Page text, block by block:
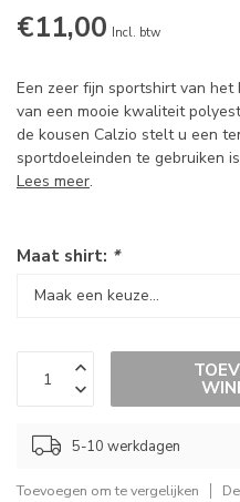
€11,00 Incl. btw
Een zeer fijn sportshirt van het
van een mooie kwaliteit
de kousen Calzio stelt u een
sportdoeleinden te gebruiken
Lees meer.
Maat shirt: *
5-10 werkdagen
Toevoegen om te vergelijken